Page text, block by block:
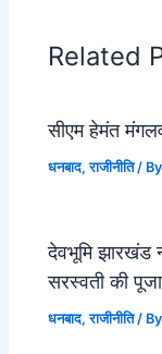
Related
सीएम हेमंत
धनबाद,राजीनीति/
देवभूमि झारखंड
सरस्वती की पूजा
धनबाद,राजीनीति/